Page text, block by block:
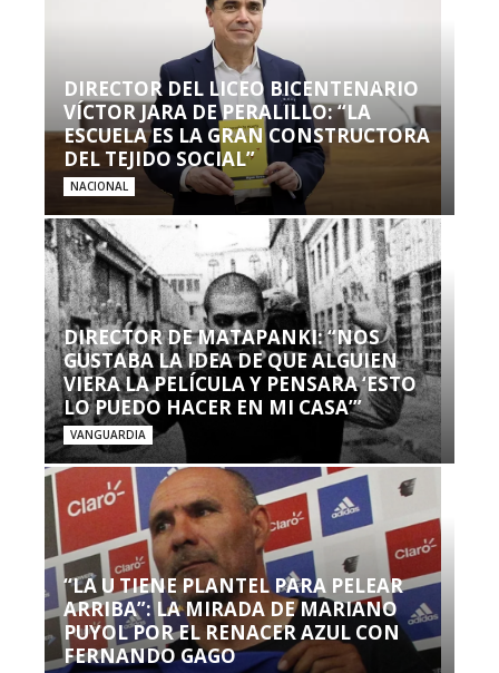
DIRECTOR DEL LICEO BICENTENARIO
VÍCTOR JARA DE PERALILLO: “LA
ESCUELA ES LA GRAN CONSTRUCTORA
DEL TEJIDO SOCIAL”
NACIONAL
DIRECTOR DE MATAPANKI: “NOS
GUSTABA LA IDEA DE QUE ALGUIEN
VIERA LA PELÍCULA Y PENSARA ‘ESTO
LO PUEDO HACER EN MI CASA’”
VANGUARDIA
“LA U TIENE PLANTEL PARA PELEAR
ARRIBA”: LA MIRADA DE MARIANO
PUYOL POR EL RENACER AZUL CON
FERNANDO GAGO